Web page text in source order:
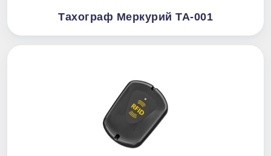
Тахограф Меркурий ТА-001